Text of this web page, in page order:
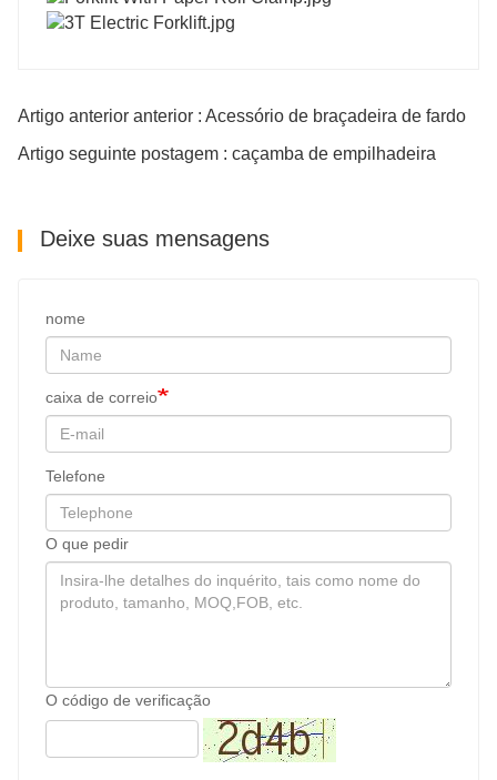
Espessura do Braço (mm)
Artigo anterior anterior : Acessório de braçadeira de fardo
Artigo seguinte postagem : caçamba de empilhadeira
Deixe suas mensagens
nome
caixa de correio
Telefone
O que pedir
O código de verificação